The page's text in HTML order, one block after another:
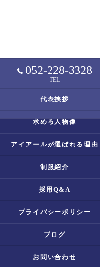
052-228-3328
TEL
代表挨拶
求める人物像
アイアールが選ばれる理由
制服紹介
採用Q&A
プライバシーポリシー
ブログ
お問い合わせ